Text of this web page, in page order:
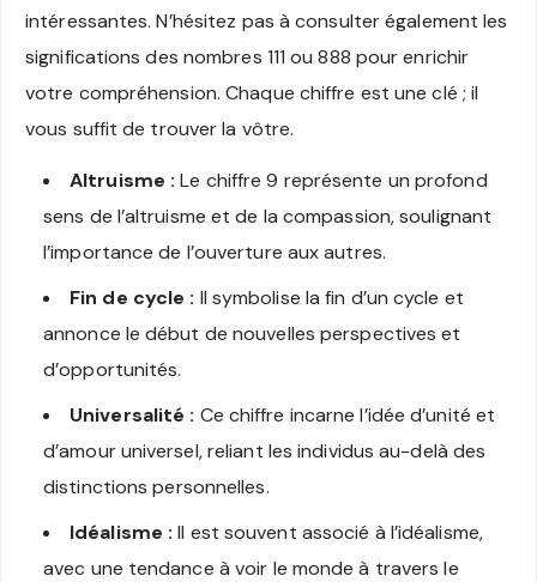
intéressantes. N’hésitez pas à consulter également les
significations des nombres 111 ou 888 pour enrichir
votre compréhension. Chaque chiffre est une clé ; il
vous suffit de trouver la vôtre.
Altruisme : Le chiffre 9 représente un profond
sens de l’altruisme et de la compassion, soulignant
l’importance de l’ouverture aux autres.
Fin de cycle : Il symbolise la fin d’un cycle et
annonce le début de nouvelles perspectives et
d’opportunités.
Universalité : Ce chiffre incarne l’idée d’unité et
d’amour universel, reliant les individus au-delà des
distinctions personnelles.
Idéalisme : Il est souvent associé à l’idéalisme,
avec une tendance à voir le monde à travers le